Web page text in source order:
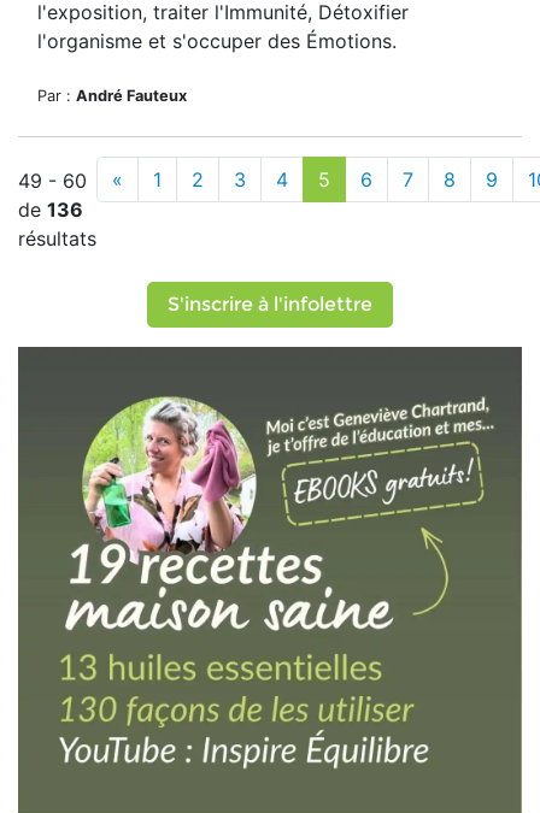
l'exposition, traiter l'Immunité, Détoxifier
l'organisme et s'occuper des Émotions.
Par : André Fauteux
49 - 60
de 136
résultats
« 1 2 3 4 5 6 7 8 9
S'inscrire à l'infolettre